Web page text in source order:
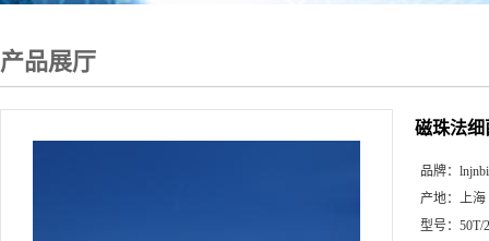
产品展厅
磁珠法
品牌：
产地： 上海
型号： 50T/